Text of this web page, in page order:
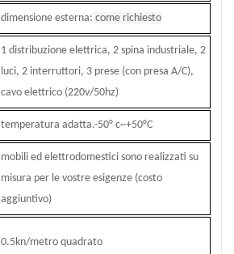
dimensione esterna: come richiesto
1 distribuzione elettrica, 2 spina industriale, 2
luci, 2 interruttori, 3 prese (con presa A/C),
cavo elettrico (220v/50hz)
temperatura adatta.-50° c~+50°C
mobili ed elettrodomestici sono realizzati su
misura per le vostre esigenze (costo
aggiuntivo)
0.5kn/metro quadrato